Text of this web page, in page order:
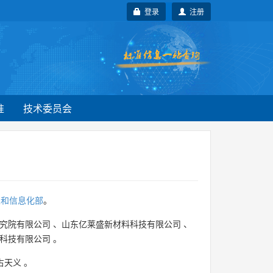
注册
登录
技术委员会
信息化部。
院有限公司 、 山东亿莱盛新材料科技有限公司 、
技有限公司 。
天义 。